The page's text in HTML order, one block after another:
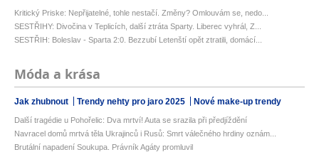
Kritický Priske: Nepřijatelné, tohle nestačí. Změny? Omlouvám se, nedo...
SESTŘIHY: Divočina v Teplicích, další ztráta Sparty. Liberec vyhrál, Z...
SESTŘIH: Boleslav - Sparta 2:0. Bezzubí Letenští opět ztratili, domácí...
Móda a krása
Jak zhubnout Trendy nehty pro jaro 2025 Nové make-up trendy
Další tragédie u Pohořelic: Dva mrtví! Auta se srazila při předjíždění
Navracel domů mrtvá těla Ukrajinců i Rusů: Smrt válečného hrdiny oznám...
Brutální napadení Soukupa. Právník Agáty promluvil